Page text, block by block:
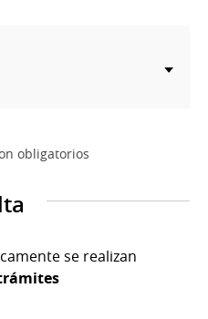
obligatorios
se realizan